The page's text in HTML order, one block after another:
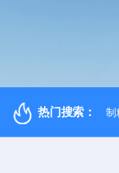
热门搜索： 制